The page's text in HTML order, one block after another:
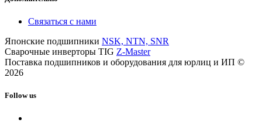
Связаться с нами
Японские подшипники NSK, NTN, SNR
Сварочные инверторы TIG Z-Master
Поставка подшипников и оборудования для юрлиц и ИП ©
2026
Follow us